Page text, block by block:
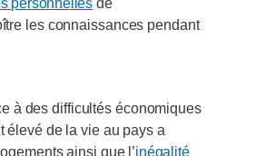
personnelles de
les connaissances pendant
à des difficultés économiques
élevé de la vie au pays a
ainsi que l’inégalité